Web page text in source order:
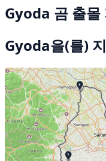
Gyoda 곰 출몰
Gyoda을(를)